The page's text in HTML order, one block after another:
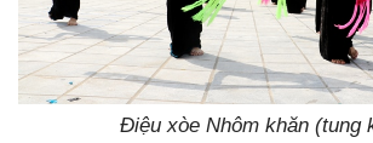
Điệu xòe Nhôm khăn (tung